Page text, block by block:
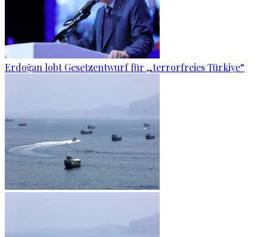
Erdoğan lobt Gesetzentwurf für „terrorfreies Türkiye“